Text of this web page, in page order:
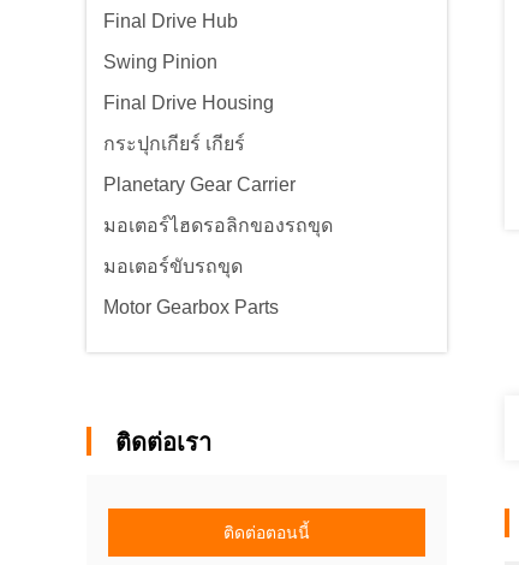
Final Drive Hub
Swing Pinion
Final Drive Housing
กระปุกเกียร์ เกียร์
Planetary Gear Carrier
มอเตอร์ไฮดรอลิกของรถขุด
มอเตอร์ขับรถขุด
Motor Gearbox Parts
ติดต่อเรา
ติดต่อตอนนี้